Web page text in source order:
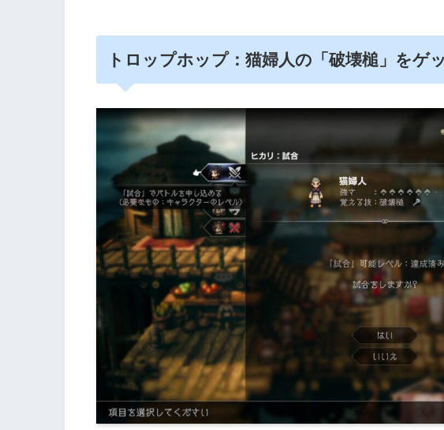
トロップホップ：猫婦人の「破壊槌」をゲ